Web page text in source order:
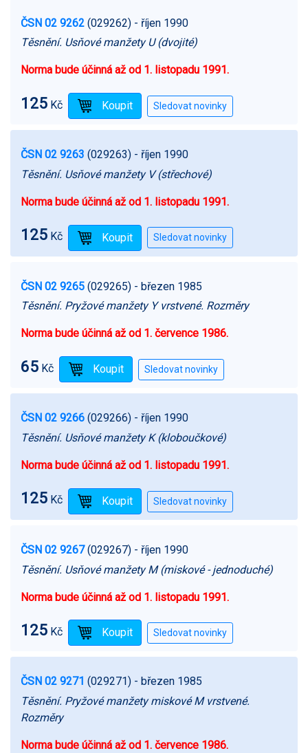
ČSN 02 9262 (029262) - říjen 1990
Těsnění. Usňové manžety U (dvojité)
Norma bude účinná až od 1. listopadu 1991.
125 Kč
ČSN 02 9263 (029263) - říjen 1990
Těsnění. Usňové manžety V (střechové)
Norma bude účinná až od 1. listopadu 1991.
125 Kč
ČSN 02 9265 (029265) - březen 1985
Těsnění. Pryžové manžety Y vrstvené. Rozměry
Norma bude účinná až od 1. července 1986.
65 Kč
ČSN 02 9266 (029266) - říjen 1990
Těsnění. Usňové manžety K (kloboučkové)
Norma bude účinná až od 1. listopadu 1991.
125 Kč
ČSN 02 9267(029267) - říjen 1990
Těsnění. Usňové manžety M (miskové - jednoduché)
Norma bude účinná až od 1. listopadu 1991.
125 Kč
ČSN 02 9271 (029271) - březen 1985
Těsnění. Pryžové manžety miskové M vrstvené.
Rozměry
Norma bude účinná až od 1. července 1986.